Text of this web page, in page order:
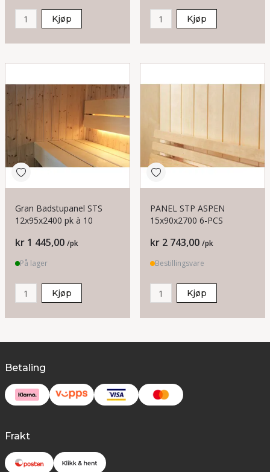
Kjøp Kjøp
Gran Badstupanel STS
12x95x2400 pk à 10
Pris
kr 1 445,00 /pk
På lager
Kjøp
PANEL STP ASPEN
15x90x2700 6-PCS
Pris
kr 2 743,00 /pk
Bestillingsvare
Kjøp
Betaling
Frakt